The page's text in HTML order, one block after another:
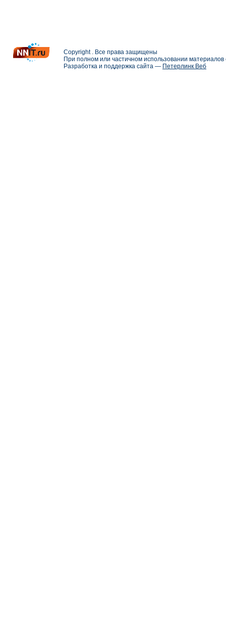
Copyright . Все права защищены
При полном или частичном использовании
Разработка и поддержка сайта — Петерлинк Веб